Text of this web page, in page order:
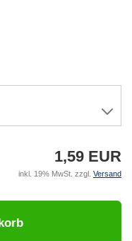
1,59 EUR
inkl. 19% MwSt. zzgl. Versand